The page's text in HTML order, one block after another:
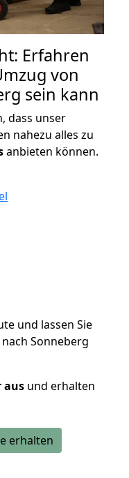
Erfahren
von
sein kann
dass unser
nahezu alles zu
anbieten können.
und lassen Sie
Sonneberg
aus und erhalten
erhalten